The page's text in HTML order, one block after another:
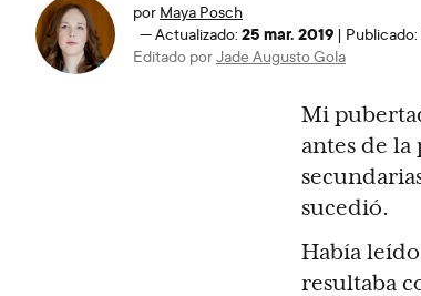
por Maya Posch
—Actualizado: 25 mar. 2019 | Publicado:
Editado porJade Augusto Gola
Mi
antes de la
sucedió.
Había
resultaba